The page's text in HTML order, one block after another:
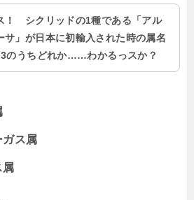
！ シクリッドの1種である「アル
サ」が日本に初輸入された時の属名
3のうちどれか……わかるっスか？
ガス属
属